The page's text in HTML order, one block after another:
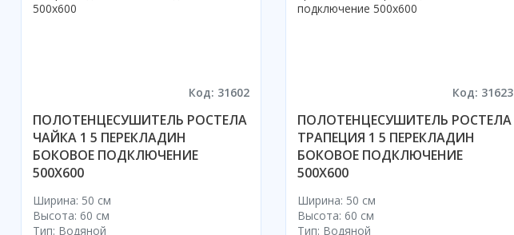
Код: 31602
ПОЛОТЕНЦЕСУШИТЕЛЬ РОСТЕЛА
ЧАЙКА 1 5 ПЕРЕКЛАДИН
БОКОВОЕ ПОДКЛЮЧЕНИЕ
500X600
Ширина: 50 см
Высота: 60 см
Тип: Водяной
Код: 31623
ПОЛОТЕНЦЕСУШИТЕЛЬ РОСТЕЛА
ТРАПЕЦИЯ 1 5 ПЕРЕКЛАДИН
БОКОВОЕ ПОДКЛЮЧЕНИЕ
500X600
Ширина: 50 см
Высота: 60 см
Тип: Водяной